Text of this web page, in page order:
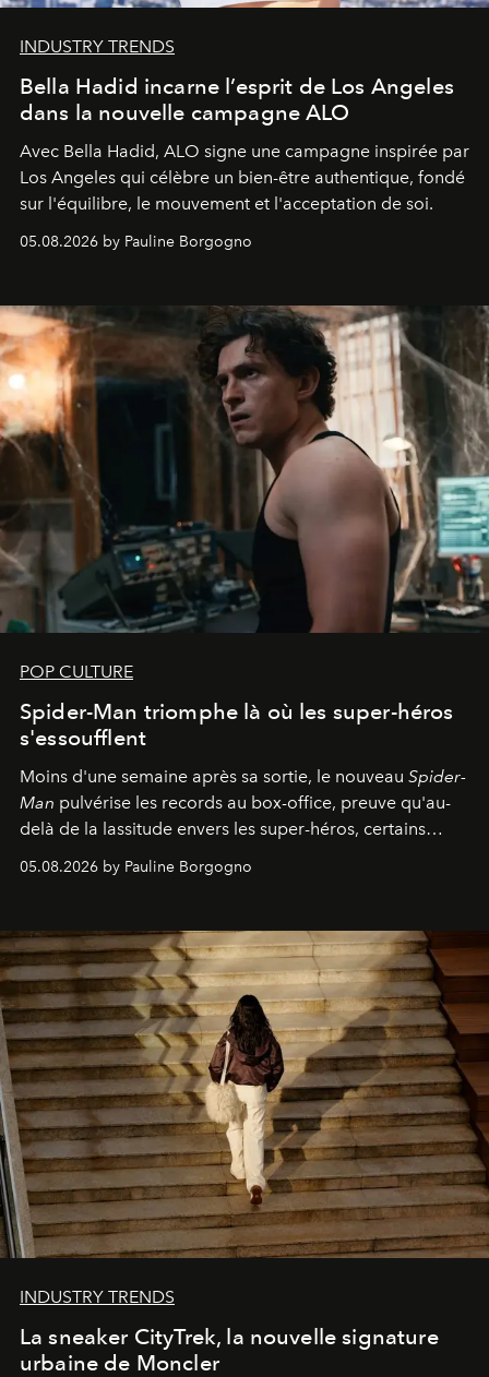
INDUSTRY TRENDS
Bella Hadid incarne l’esprit de Los Angeles
dans la nouvelle campagne ALO
Avec Bella Hadid, ALO signe une campagne inspirée par
Los Angeles qui célèbre un bien-être authentique, fondé
sur l'équilibre, le mouvement et l'acceptation de soi.
05.08.2026 by Pauline Borgogno
POP CULTURE
Spider-Man triomphe là où les super-héros
s'essoufflent
Moins d'une semaine après sa sortie, le nouveau Spider-
Man pulvérise les records au box-office, preuve qu'au-
delà de la lassitude envers les super-héros, certains
05.08.2026 by Pauline Borgogno
INDUSTRY TRENDS
La sneaker CityTrek, la nouvelle signature
urbaine de Moncler